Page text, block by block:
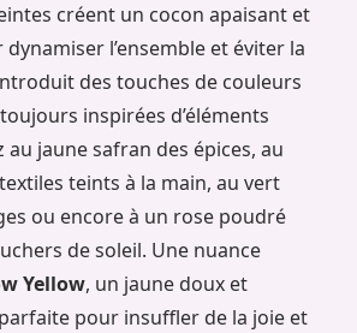
créent un cocon apaisant et
l’ensemble et éviter la
des touches de couleurs
inspirées d’éléments
au jaune safran des épices, au
teints à la main, au vert
ou encore à un rose poudré
de soleil. Une nuance
Yellow, un jaune doux et
pour insuffler de la joie et